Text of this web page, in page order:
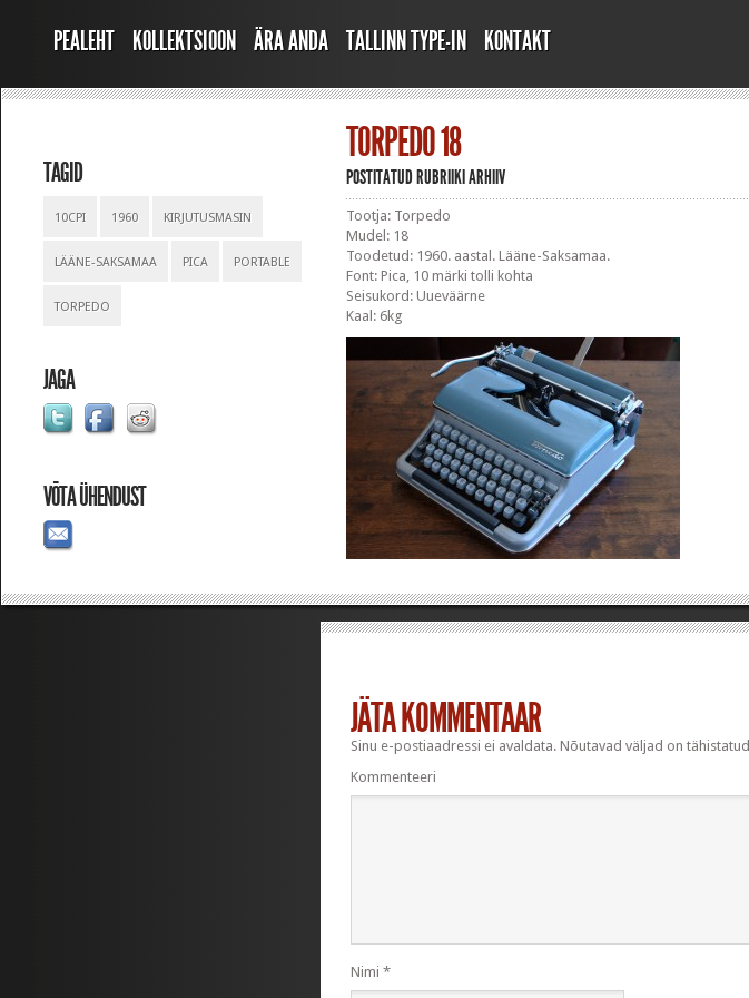
PEALEHT KOLLEKTSIOON ÄRA ANDA TALLINN TYPE-IN KONTAKT
TAGID
10CPI 1960 KIRJUTUSMASIN
LÄÄNE-SAKSAMAA PICA PORTABLE
TORPEDO
JAGA
VÕTA ÜHENDUST
TORPEDO 18
POSTITATUD RUBRIIKIARHIIV
Tootja: Torpedo
Mudel: 18
Toodetud: 1960. aastal. Lääne-Saksamaa.
Font: Pica, 10 märki tolli kohta
Seisukord: Uueväärne
Kaal: 6kg
JÄTA KOMMENTAAR
Sinu e-postiaadressi ei avaldata.Nõutavad väljad on tähistatud
Kommenteeri
Nimi *